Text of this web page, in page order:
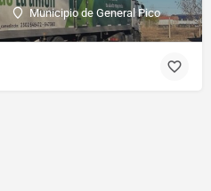
Municipio de General Pico